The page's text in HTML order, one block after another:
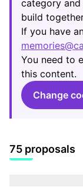
category
build
If you have
You need to
this content.
Change
75 proposals